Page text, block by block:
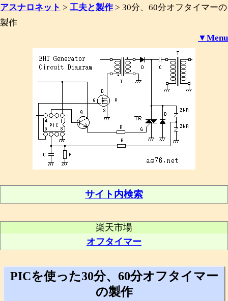
アスナロネット > 工夫と製作> 30分、60分オフタイマーの
製作
▼Menu
サイト内検索
楽天市場
オフタイマー
PICを使った30分、60分オフタイマー
の製作